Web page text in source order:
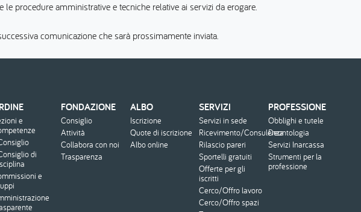
procedure amministrative e tecniche relative ai servizi da erogare.
comunicazione che sarà prossimamente inviata.
e
di
e
FONDAZIONE
Consiglio
Attività
Collabora con noi
Trasparenza
ALBO
Iscrizione
Quote di iscrizione
Albo online
SERVIZI
Servizi in sede
Ricevimento/Consulenza
Rilascio pareri
Sportelli gratuiti
Offerte per gli
iscritti
Cerco/Offro lavoro
Cerco/Offro spazi
PROFESSIONE
Obblighi e tutele
Deontologia
Servizi Inarcassa
Strumenti per la
professione